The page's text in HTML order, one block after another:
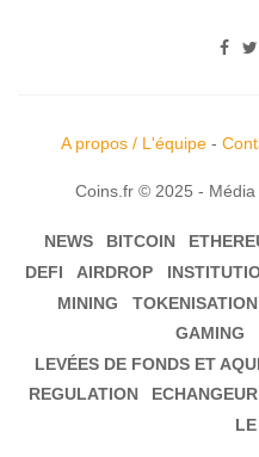
A propos / L'équipe-
Coins.fr © 2025 -
NEWS BITCOIN
DEFI
AIRDROP
MINING
TOKENISATION
GAMING
LEVÉES DE FONDS ET
REGULATION
ECHANGEUR